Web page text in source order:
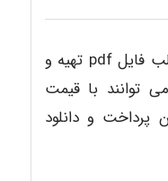
این پروژه در 19 صفحه و در قالب فایل pdf تهیه و
توانند با قیمت
پرداخت و دانلود